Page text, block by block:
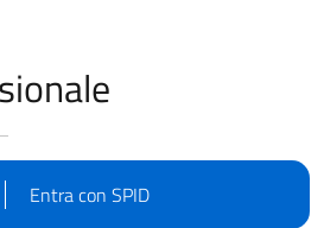
Entra con SPID